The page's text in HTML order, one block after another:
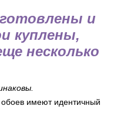
и
куплены,
несколько
обоев имеют идентичный